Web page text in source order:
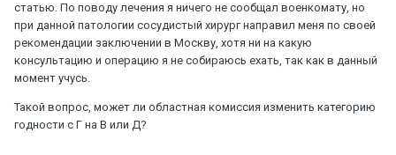
статью. По поводу лечения я ничего не сообщал военкомату, но
при данной патологии сосудистый хирург направил меня по своей
рекомендации заключении в Москву, хотя ни на какую
консультацию и операцию я не собираюсь ехать, так как в данный
момент учусь.
Такой вопрос, может ли областная комиссия изменить категорию
годности с Г на В или Д?